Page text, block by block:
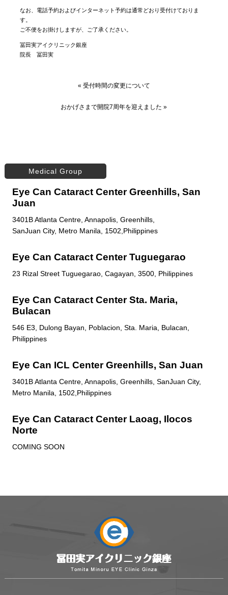
なお、電話予約およびインターネット予約は通常どおり受付けておりま
す。
ご不便をお掛けしますが、ご了承ください。
冨田実アイクリニック銀座
院長 冨田実
« 受付時間の変更について
おかげさまで開院7周年を迎えました »
Medical Group
Eye Can Cataract Center Greenhills, San
Juan
3401B Atlanta Centre, Annapolis, Greenhills,
SanJuan City, Metro Manila, 1502,Philippines
Eye Can Cataract Center Tuguegarao
23 Rizal Street Tuguegarao, Cagayan, 3500, Philippines
Eye Can Cataract Center Sta. Maria,
Bulacan
546 E3, Dulong Bayan, Poblacion, Sta. Maria, Bulacan,
Philippines
Eye Can ICL Center Greenhills, San Juan
3401B Atlanta Centre, Annapolis, Greenhills, SanJuan City,
Metro Manila, 1502,Philippines
Eye Can Cataract Center Laoag, Ilocos
Norte
COMING SOON